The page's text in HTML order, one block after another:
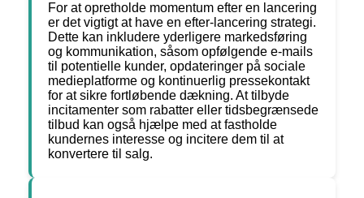
For at opretholde momentum efter en lancering
er det vigtigt at have en efter-lancering strategi.
Dette kan inkludere yderligere markedsføring
og kommunikation, såsom opfølgende e-mails
til potentielle kunder, opdateringer på sociale
medieplatforme og kontinuerlig pressekontakt
for at sikre fortløbende dækning. At tilbyde
incitamenter som rabatter eller tidsbegrænsede
tilbud kan også hjælpe med at fastholde
kundernes interesse og incitere dem til at
konvertere til salg.